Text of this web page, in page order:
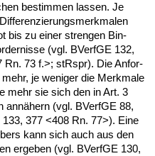
be­stim­men las­sen. Je
bis zu ei­ner stren­gen Bin­
(vgl. BVerfGE 132,
Rn. 73 f.>; stRspr). Die An­for­
je we­ni­ger die Merk­ma­le
mehr sie sich den in Art. 3
annähern (vgl. BVerfGE 88,
377 <408 Rn. 77>). Ei­ne
kann sich auch aus den
er­ge­ben (vgl. BVerfGE 130,